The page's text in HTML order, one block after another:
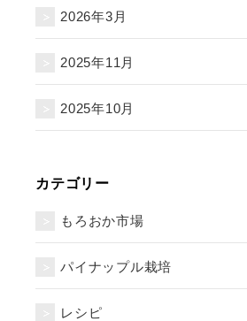
2026年3月
2025年11月
2025年10月
カテゴリー
もろおか市場
パイナップル栽培
レシピ